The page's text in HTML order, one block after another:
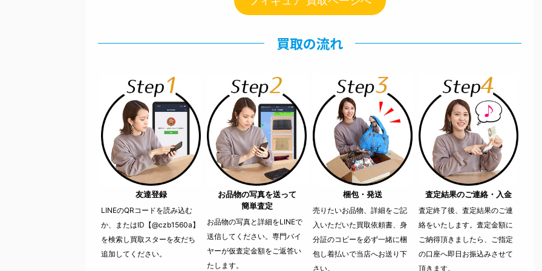
買取の流れ
友達登録
LINEのQRコードを読み込む
か、またはID【@czb1560a】
を検索し買取スターを友だち
追加してください。
お品物の写真を送って
簡単査定
お品物の写真と詳細をLINEで
送信してください。専門バイ
ヤーが仮査定金額をご返答い
たします。
梱包・発送
売りたいお品物、詳細をご記
入いただいた買取依頼書、身
分証のコピーを必ず一緒に梱
包し着払いで当店へお送り下
さい。
査定結果のご連絡・入金
査定終了後、査定結果のご連
絡をいたします。査定金額に
ご納得頂きましたら、ご指定
の口座へ即日お振込みさせて
頂きます。